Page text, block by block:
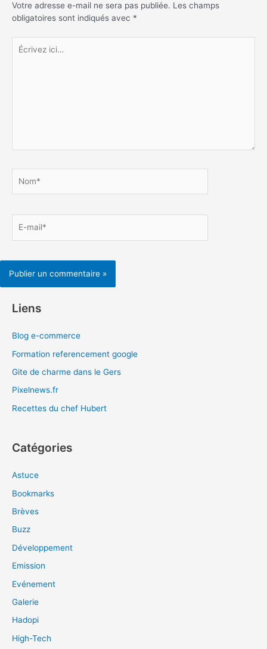
Votre adresse e-mail ne sera pas publiée. Les champs
obligatoires sont indiqués avec *
Écrivez
ici…
mail*
Liens
Blog e-commerce
Formation referencement google
Gite de charme dans le Gers
Pixelnews.fr
Recettes du chef Hubert
Catégories
Astuce
Bookmarks
Brèves
Buzz
Développement
Emission
Evénement
Galerie
Hadopi
High-Tech